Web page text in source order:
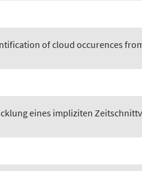
of cloud occurences
eines impliziten